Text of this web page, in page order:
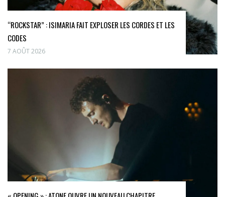
“ROCKSTAR” : ISIMARIA FAIT EXPLOSER LES CORDES ET LES
CODES
7 AOÛT 2026